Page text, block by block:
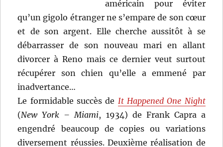
américain pour éviter
qu’un gigolo étranger ne s’empare de son cœur
et de son argent. Elle cherche aussitôt à se
débarrasser de son nouveau mari en allant
divorcer à Reno mais ce dernier veut surtout
récupérer son chien qu’elle a emmené par
inadvertance…
Le formidable succès de It Happened One Night
(New York – Miami, 1934) de Frank Capra a
engendré beaucoup de copies ou variations
diversement réussies. Deuxième réalisation de